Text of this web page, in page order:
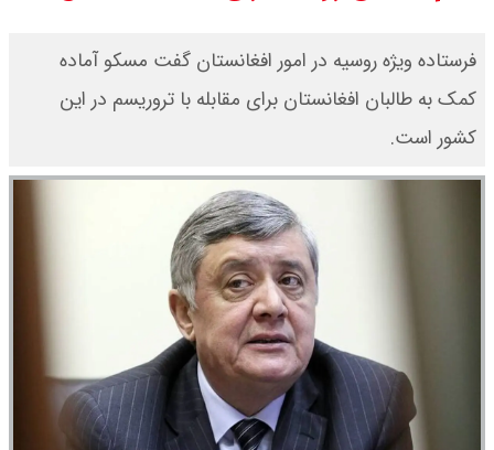
سنتی جمهوری‌خواهان را از دست می
بنزین برای دولت چقدر تمام می شود؟
درصد افزایش می دهند
فرستاده ویژه روسیه در امور افغانستان گفت مسکو آماده
کمک به طالبان افغانستان برای مقابله با تروریسم در این
کشور است.